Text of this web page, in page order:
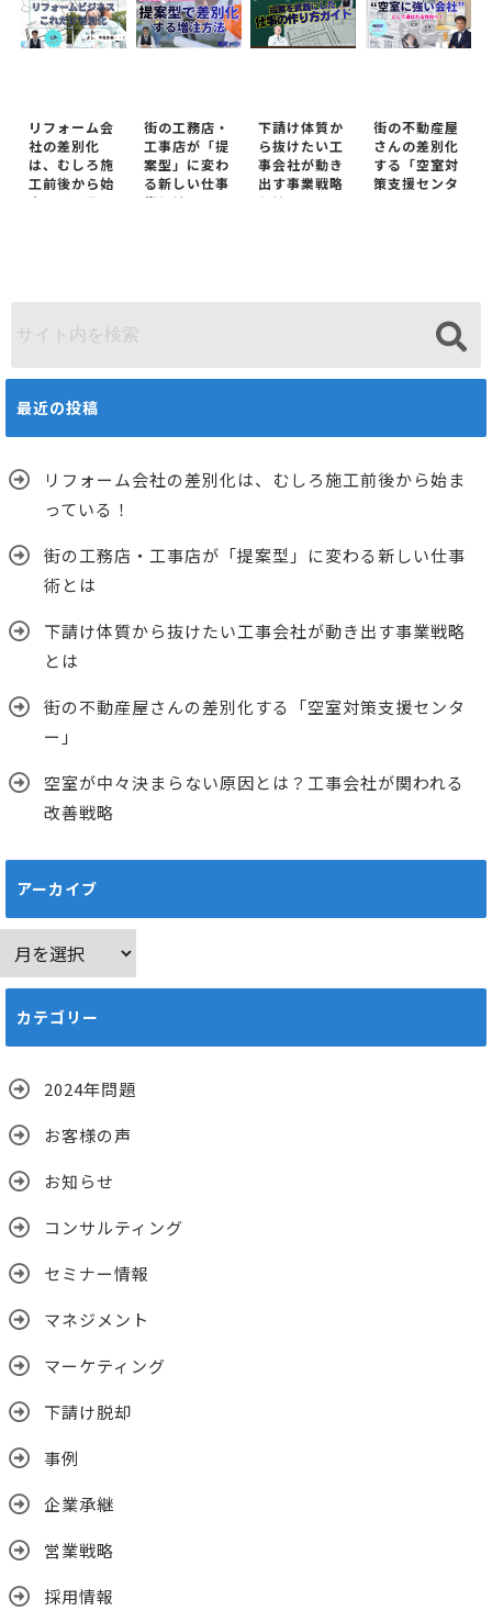
リフォーム会
社の差別化
は、むしろ施
工前後から始
まっている！
街の工務店・
工事店が「提
案型」に変わ
る新しい仕事
術とは
下請け体質か
ら抜けたい工
事会社が動き
出す事業戦略
とは
街の不動産屋
さんの差別化
する「空室対
策支援センタ
最近の投稿
リフォーム会社の差別化は、むしろ施工前後から始ま
っている！
街の工務店・工事店が「提案型」に変わる新しい仕事
術とは
下請け体質から抜けたい工事会社が動き出す事業戦略
とは
街の不動産屋さんの差別化する「空室対策支援センタ
ー」
空室が中々決まらない原因とは？工事会社が関われる
改善戦略
アーカイブ
ー
カ
ブ
カテゴリー
2024年問題
お客様の声
お知らせ
コンサルティング
セミナー情報
マネジメント
マーケティング
下請け脱却
事例
企業承継
営業戦略
採用情報